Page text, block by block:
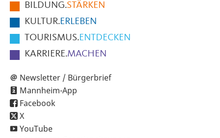
SeiteBILDUNG.STÄRKEN
KULTUR.ERLEBEN
TOURISMUS.ENTDECKEN
KARRIERE.MACHEN
Newsletter / Bürgerbrief
Mannheim-App
Facebook
X
YouTube